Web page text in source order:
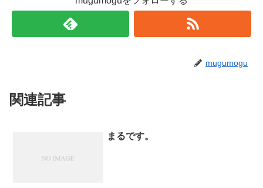
mugumogu
関連記事
まるです。